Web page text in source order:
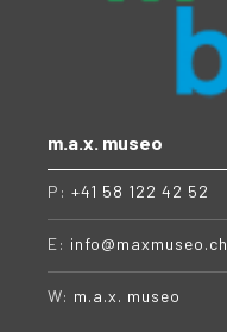
m.a.x. museo
P: +41 58 122 42 52
E: info@maxmuseo.ch
W: m.a.x. museo